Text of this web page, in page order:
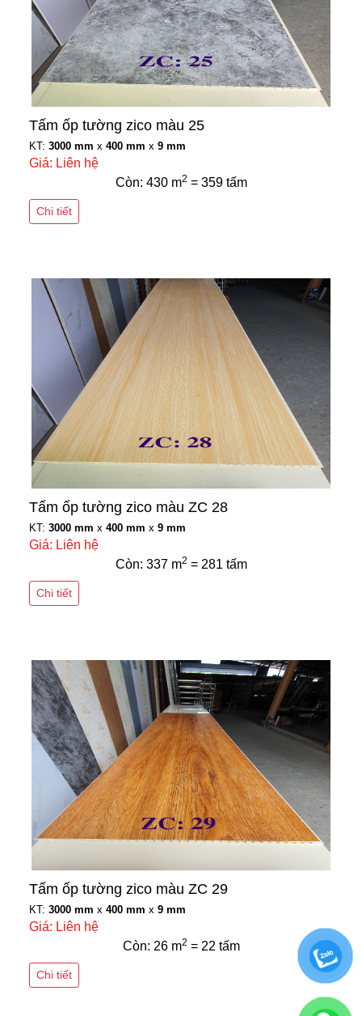
Tấm ốp tường zico màu 25
KT: 3000 mm x 400 mm x 9 mm
Giá: Liên hệ
Còn: 430 m2 = 359 tấm
Chi tiết
Tấm ốp tường zico màu ZC 28
KT: 3000 mm x 400 mm x 9 mm
Giá: Liên hệ
Còn: 337 m2 = 281 tấm
Chi tiết
Tấm ốp tường zico màu ZC 29
KT: 3000 mm x 400 mm x 9 mm
Giá: Liên hệ
Còn: 26 m2 = 22 tấm
Chi tiết